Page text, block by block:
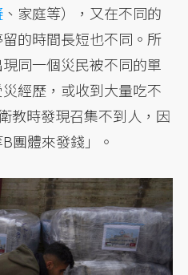
、家庭等），又在不同的
的時間長短也不同。所
同一個災民被不同的單
經歷，或收到大量吃不
教時發現召集不到人，因
團體來發錢」。